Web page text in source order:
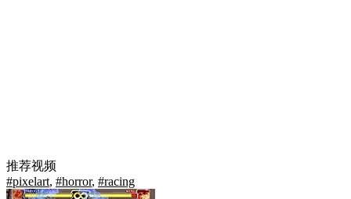
推荐视频
#pixelart, #horror, #racing